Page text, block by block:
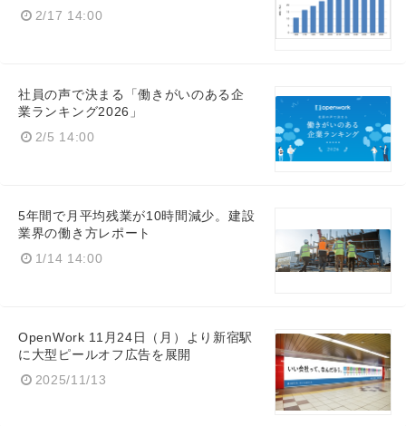
2/17 14:00
社員の声で決まる「働きがいのある企
業ランキング2026」
2/5 14:00
5年間で月平均残業が10時間減少。建設
業界の働き方レポート
1/14 14:00
OpenWork 11月24日（月）より新宿駅
に大型ピールオフ広告を展開
2025/11/13